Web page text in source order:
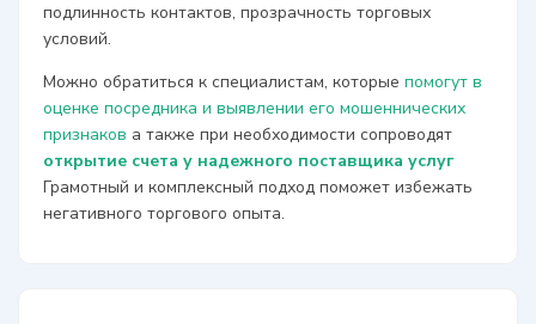
подлинность контактов, прозрачность торговых
условий.
Можно обратиться к специалистам, которые помогут в
оценке посредника и выявлении его мошеннических
признаков а также при необходимости сопроводят
открытие счета у надежного поставщика услуг
Грамотный и комплексный подход поможет избежать
негативного торгового опыта.